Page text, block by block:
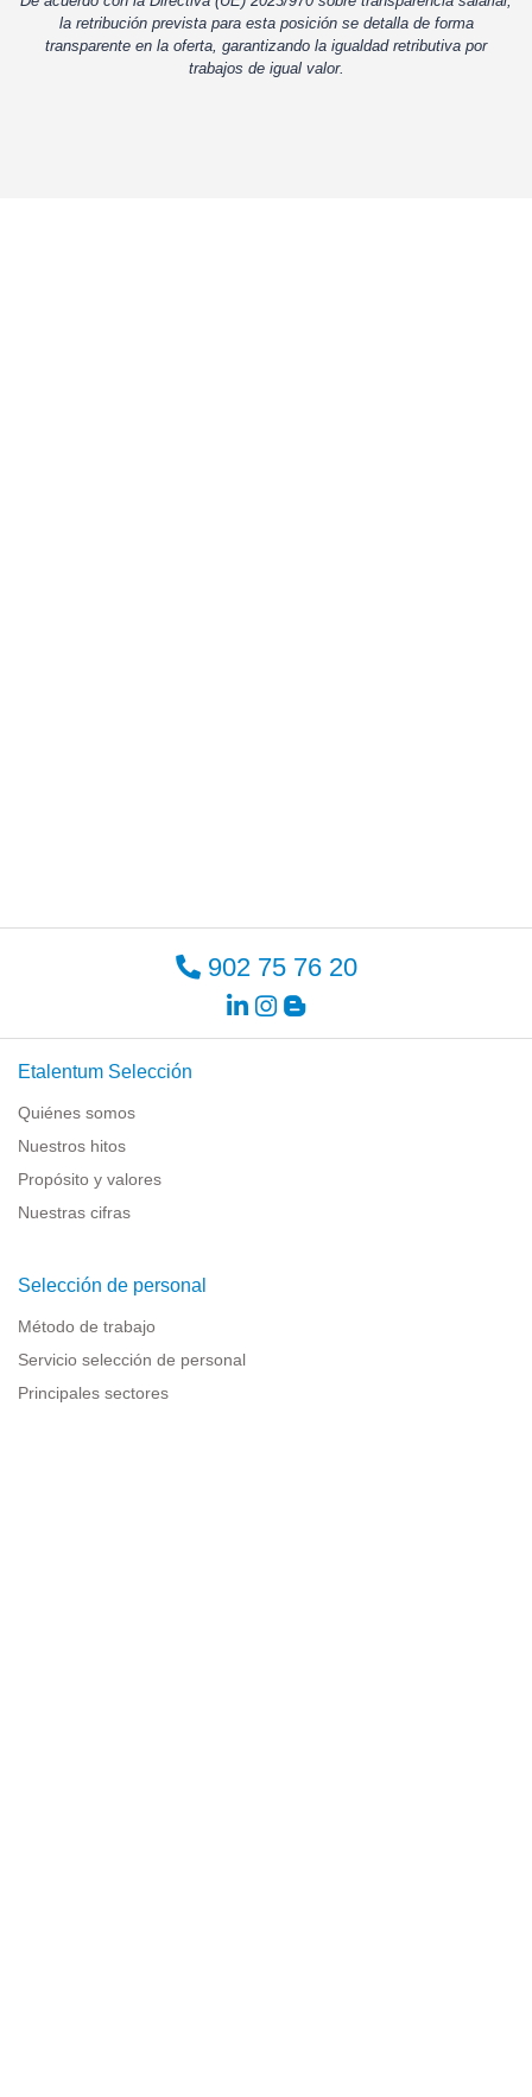
la retribución prevista para esta posición se detalla de forma
transparente en la oferta, garantizando la igualdad retributiva por
trabajos de igual valor.
902 75 76 20
Etalentum Selección
Quiénes somos
Nuestros hitos
Propósito y valores
Nuestras cifras
Selección de personal
Método de trabajo
Servicio selección de personal
Principales sectores